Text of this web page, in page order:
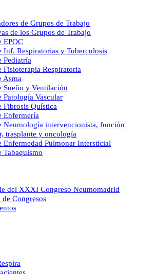
de Grupos de Trabajo
de los Grupos de Trabajo
EPOC
Inf. Respiratorias y Tuberculosis
Pediatría
Fisioterapia Respiratoria
Asma
Sueño y Ventilación
Patología Vascular
Fibrosis Quística
Enfermería
Neumología intervencionista, función
trasplante y oncología
Enfermedad Pulmonar Intersticial
Tabaquismo
del XXXI Congreso Neumomadrid
Congresos